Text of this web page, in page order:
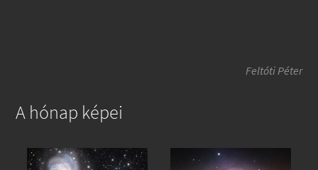
Feltóti Péter
A hónap képei